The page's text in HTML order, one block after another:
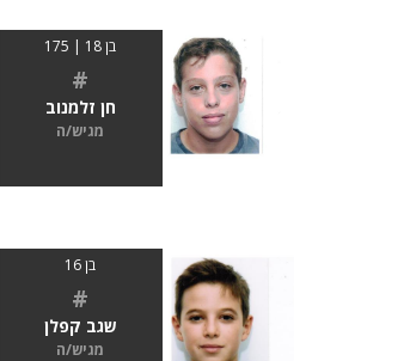
בן 18 | 175
#
חן זלמנוב
מגיש/ה
בן 16
#
שגב קפלן
מגיש/ה